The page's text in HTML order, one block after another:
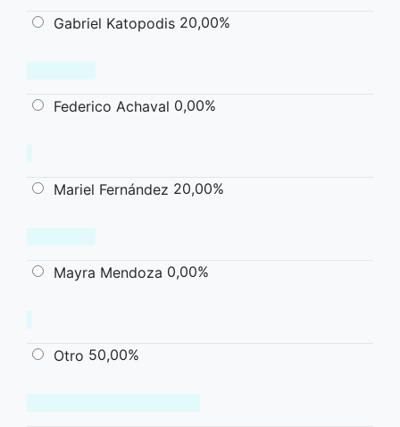
Gabriel Katopodis 20,00%
Federico Achaval 0,00%
Mariel Fernández 20,00%
Mayra Mendoza 0,00%
Otro 50,00%